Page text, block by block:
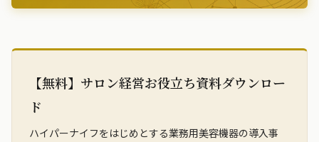
【無料】サロン経営お役立ち資料ダウンロー
ド
ハイパーナイフをはじめとする業務用美容機器の導入事